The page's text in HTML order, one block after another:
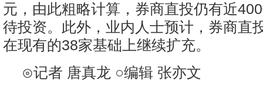
元，由此粗略计算，券商直投仍有近
待投资。此外，业内人士预计，券商直
在现有的38家基础上继续扩充。
⊙记者 唐真龙 ○编辑 张亦文